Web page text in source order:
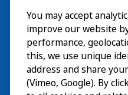
Visite
Explorer
Au
EN
You may accept
improve our website
performance,
this, we use unique
address and share
(Vimeo, Google). By